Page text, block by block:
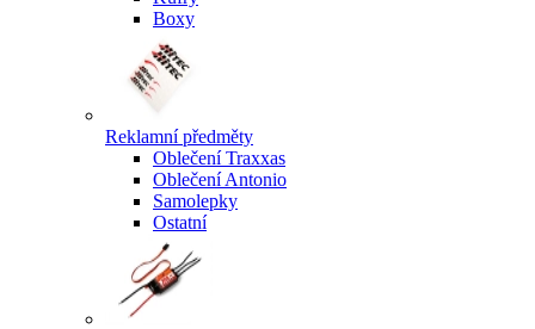
Boxy
Reklamní předměty
Oblečení Traxxas
Oblečení Antonio
Samolepky
Ostatní